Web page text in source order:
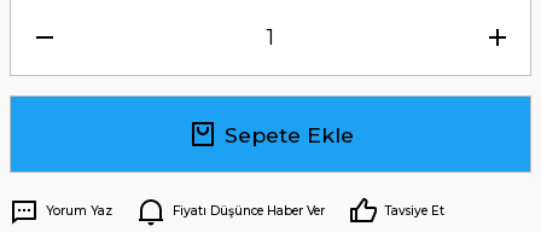
Sepete Ekle
Yorum Yaz Fiyatı Düşünce Haber Ver Tavsiye Et